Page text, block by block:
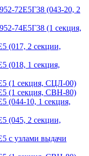
72Е5Г38 (043-20, 2
74Е5Г38 (1 секция,
(017, 2 секции,
(018, 1 секция,
(1 секция, СЦЛ-00)
(1 секция, СВН-80)
(044-10, 1 секция,
(045, 2 секции,
с узлами выдачи